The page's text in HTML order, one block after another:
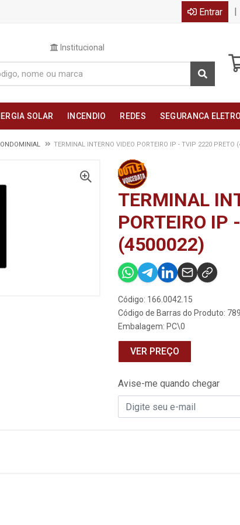
Entrar |
Institucional
SOLAR INCENDIO REDES SEGURANCA
TERMINAL INTERNO VIDEO PORTEIRO IP - TVIP 2220 PRETO
TERMINAL
PORTEIRO IP
(4500022)
Código: 166.0042.15
Código de Barras do Produto:
Embalagem: PC\0
VER PREÇO
Avise-me quando chegar